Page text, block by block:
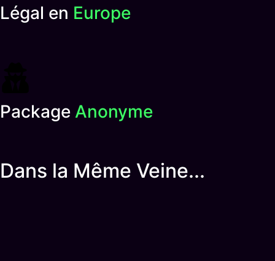
Légal en Europe
Package Anonyme
Dans la Même Veine...